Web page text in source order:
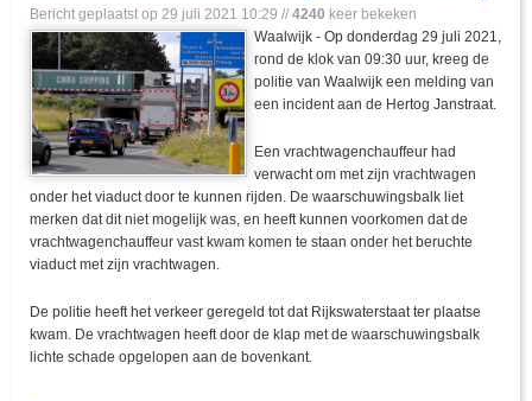
Bericht geplaatst op 29 juli 2021 10:29 // 4240 keer bekeken
Waalwijk - Op donderdag 29 juli 2021,
rond de klok van 09:30 uur, kreeg de
politie van Waalwijk een melding van
een incident aan de Hertog Janstraat.
Een vrachtwagenchauffeur had
verwacht om met zijn vrachtwagen
onder het viaduct door te kunnen rijden. De waarschuwingsbalk liet
merken dat dit niet mogelijk was, en heeft kunnen voorkomen dat de
vrachtwagenchauffeur vast kwam komen te staan onder het beruchte
viaduct met zijn vrachtwagen.
De politie heeft het verkeer geregeld tot dat Rijkswaterstaat ter plaatse
kwam. De vrachtwagen heeft door de klap met de waarschuwingsbalk
lichte schade opgelopen aan de bovenkant.